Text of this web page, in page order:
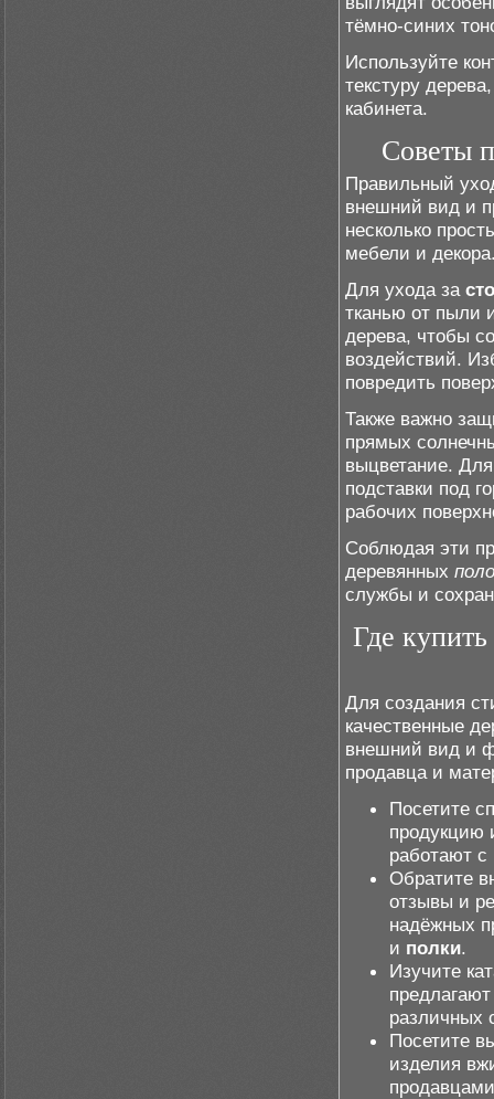
тёмно-синих
Используйте
текстуру
кабинета.
Советы
Правильный
внешний вид и
несколько
мебели и
Для ухода за
тканью от пыли
дерева, чтобы
воздействий.
повредить
Также важно
прямых
выцветание.
подставки под
рабочих
Соблюдая эти
деревянных
службы и
Где
Для создания
качественные
внешний вид и
продавца и
Посетите
продукцию
работают с
Обратите
отзывы и
надёжных
и полки.
Изучите
различных
Посетите
изделия